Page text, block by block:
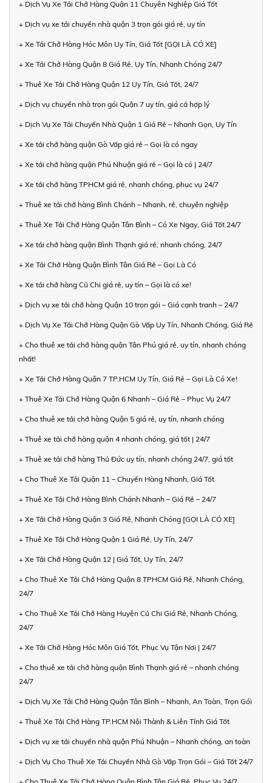
+ Dịch Vụ Xe Tải Chở Hàng Quận 11 Chuyên Nghiệp Giá Tốt
+ Dịch vụ xe tải chuyển nhà quận 3 trọn gói giá rẻ, uy tín
+ Xe Tải Chở Hàng Hóc Môn Uy Tín, Giá Tốt [GỌI LÀ CÓ XE]
+ Xe Tải Chở Hàng Quận 8 Giá Rẻ, Uy Tín, Nhanh Chóng 24/7
+ Thuê Xe Tải Chở Hàng Quận 12 Uy Tín, Giá Tốt, 24/7
+ Dịch vụ chuyển nhà trọn gói Quận 7 uy tín, giá cả hợp lý
+ Dịch Vụ Xe Tải Chuyển Nhà Quận 1 Giá Rẻ – Nhanh Gọn, Uy Tín
+ Xe tải chở hàng quận Gò Vấp giá rẻ – Gọi là có ngay
+ Xe tải chở hàng quận Phú Nhuận giá rẻ – Gọi là có | 24/7
+ Xe tải chở hàng TPHCM giá rẻ, nhanh chóng, phục vụ 24/7
+ Thuê xe tải chở hàng Bình Chánh – Nhanh, rẻ, chuyên nghiệp
+ Thuê Xe Tải Chở Hàng Quận Tân Bình – Có Xe Ngay, Giá Tốt 24/7
+ Xe tải chở hàng quận Bình Thạnh giá rẻ, nhanh chóng, 24/7
+ Xe Tải Chở Hàng Quận Bình Tân Giá Rẻ – Gọi Là Có
+ Xe tải chở hàng Củ Chi giá rẻ, uy tín – Gọi là có xe!
+ Dịch vụ xe tải chở hàng Quận 10 trọn gói – Giá cạnh tranh – 24/7
+ Dịch Vụ Xe Tải Chở Hàng Quận Gò Vấp Uy Tín, Nhanh Chóng, Giá Rẻ
+ Cho thuê xe tải chở hàng quận Tân Phú giá rẻ, uy tín, nhanh chóng
nhất!
+ Xe Tải Chở Hàng Quận 7 TP.HCM Uy Tín, Giá Rẻ – Gọi Là Có Xe!
+ Thuê Xe Tải Chở Hàng Quận 6 Nhanh – Giá Rẻ – Phục Vụ 24/7
+ Cho thuê xe tải chở hàng Quận 5 giá rẻ, uy tín, nhanh chóng
+ Thuê xe tải chở hàng quận 4 nhanh chóng, giá tốt | 24/7
+ Thuê xe tải chở hàng Thủ Đức uy tín, nhanh chóng 24/7, giá tốt
+ Cho Thuê Xe Tải Quận 11 – Chuyển Hàng Nhanh, Giá Tốt
+ Thuê Xe Tải Chở Hàng Bình Chánh Nhanh – Giá Rẻ – 24/7
+ Xe Tải Chở Hàng Quận 3 Giá Rẻ, Nhanh Chóng [GỌI LÀ CÓ XE]
+ Thuê Xe Tải Chở Hàng Quận 1 Giá Rẻ, Uy Tín, 24/7
+ Xe Tải Chở Hàng Quận 12 | Giá Tốt, Uy Tín, 24/7
+ Cho Thuê Xe Tải Chở Hàng Quận 8 TPHCM Giá Rẻ, Nhanh Chóng,
24/7
+ Cho Thuê Xe Tải Chở Hàng Huyện Củ Chi Giá Rẻ, Nhanh Chóng,
24/7
+ Xe Tải Chở Hàng Hóc Môn Giá Tốt, Phục Vụ Tận Nơi | 24/7
+ Cho thuê xe tải chở hàng quận Bình Thạnh giá rẻ – nhanh chóng
24/7
+ Dịch Vụ Xe Tải Chở Hàng Quận Tân Bình – Nhanh, An Toàn, Trọn Gói
+ Thuê Xe Tải Chở Hàng TP.HCM Nội Thành & Liên Tỉnh Giá Tốt
+ Dịch vụ xe tải chuyển nhà quận Phú Nhuận – Nhanh chóng, an toàn
+ Dịch Vụ Cho Thuê Xe Tải Chuyển Nhà Gò Vấp Trọn Gói – Giá Tốt 24/7